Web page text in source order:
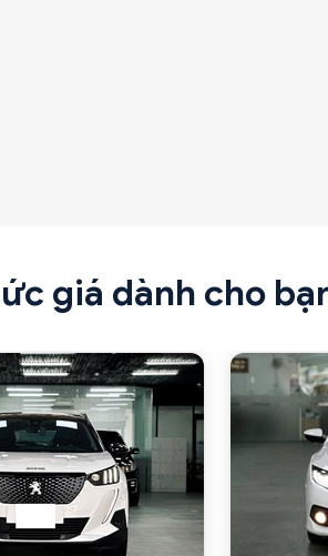
giá dành cho